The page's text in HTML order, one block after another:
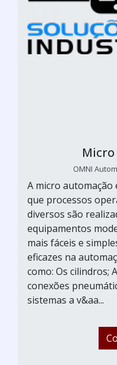
OMNI
A micro automação
que processos
diversos são
equipamentos
mais fáceis e
eficazes na
como: Os cilindros;
conexões
sistemas a v&aa...